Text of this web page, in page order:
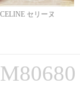
CELINE セリーヌ